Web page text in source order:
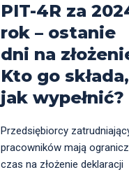
PIT-4R za
rok – ostanie
dni na
Kto go składa,
jak wypełnić?
Przedsiębiorcy
pracowników mają
czas na złożenie deklaracji